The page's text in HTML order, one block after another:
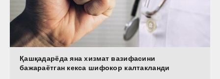
Қашқадарёда яна хизмат вазифасини
бажараётган кекса шифокор калтакланди